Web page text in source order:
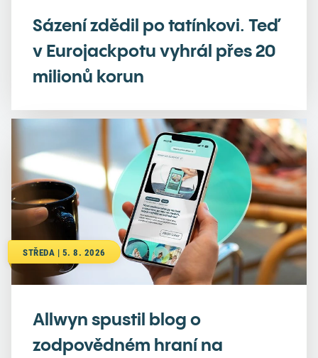
Sázení zdědil po tatínkovi. Teď
v Eurojackpotu vyhrál přes 20
milionů korun
STŘEDA | 5. 8. 2026
Allwyn spustil blog o
zodpovědném hraní na